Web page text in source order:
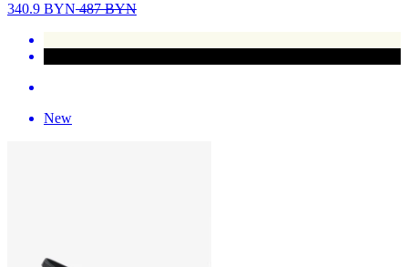
340.9 BYN487BYN
New